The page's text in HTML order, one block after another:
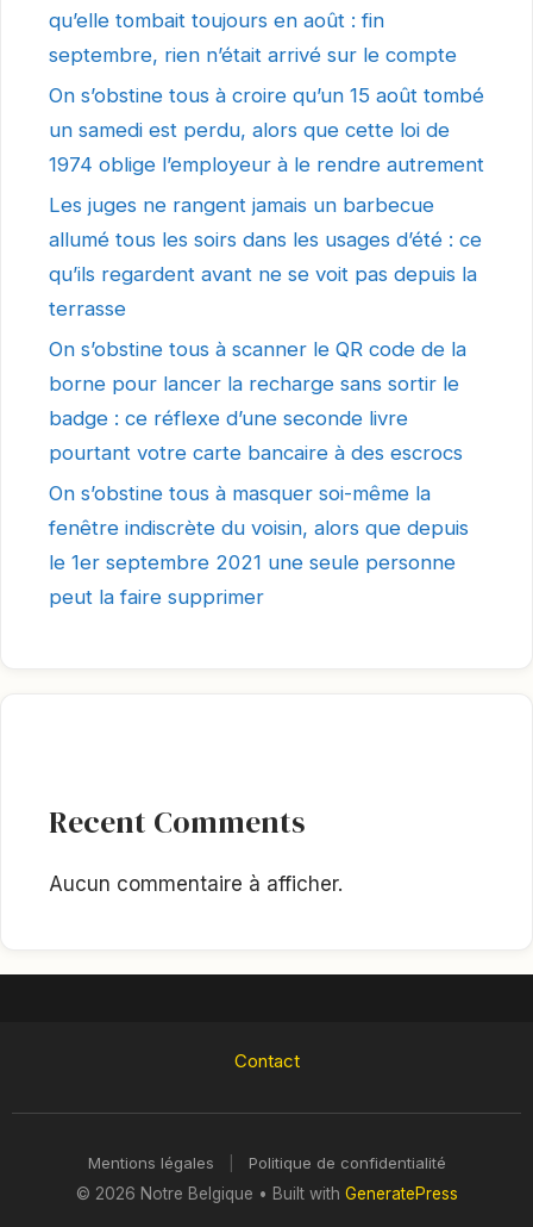
qu’elle tombait toujours en août : fin
septembre, rien n’était arrivé sur le compte
On s’obstine tous à croire qu’un 15 août tombé
un samedi est perdu, alors que cette loi de
1974 oblige l’employeur à le rendre autrement
Les juges ne rangent jamais un barbecue
allumé tous les soirs dans les usages d’été : ce
qu’ils regardent avant ne se voit pas depuis la
terrasse
On s’obstine tous à scanner le QR code de la
borne pour lancer la recharge sans sortir le
badge : ce réflexe d’une seconde livre
pourtant votre carte bancaire à des escrocs
On s’obstine tous à masquer soi-même la
fenêtre indiscrète du voisin, alors que depuis
le 1er septembre 2021 une seule personne
peut la faire supprimer
Recent Comments
Aucun commentaire à afficher.
Contact
Mentions légales
Politique de confidentialité
© 2026 Notre Belgique • Built with GeneratePress